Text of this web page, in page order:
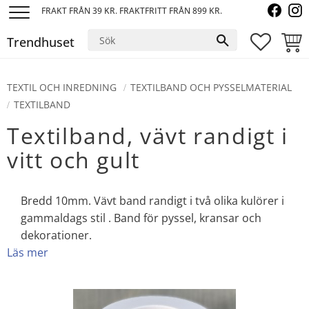
FRAKT FRÅN 39 KR. FRAKTFRITT FRÅN 899 KR.
Trendhuset
TEXTIL OCH INREDNING
TEXTILBAND OCH PYSSELMATERIAL
TEXTILBAND
Textilband, vävt randigt i
vitt och gult
Bredd 10mm. Vävt band randigt i två olika kulörer i
gammaldags stil . Band för pyssel, kransar och
dekorationer.
Läs mer